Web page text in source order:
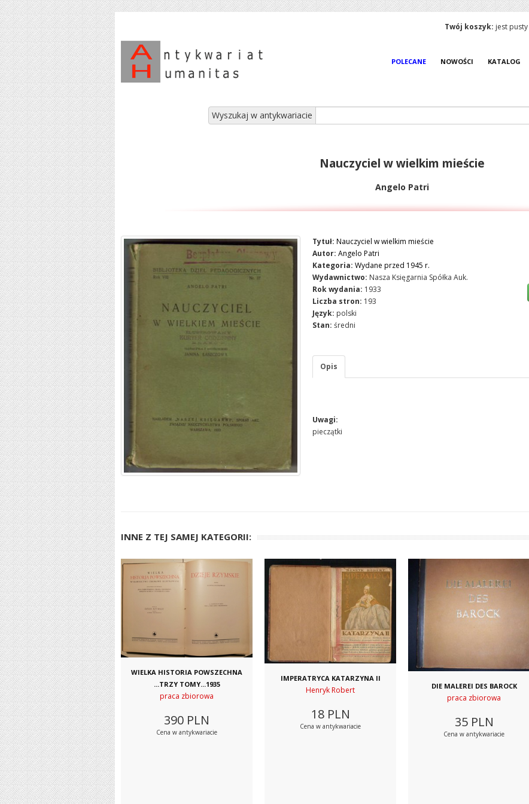
Twój koszyk: jest pusty
POLECANE NOWOŚCI KATALOG
Wyszukaj w antykwariacie
Nauczyciel w wielkim mieście
Angelo Patri
Tytuł: Nauczyciel w wielkim mieście
Autor: Angelo Patri
Kategoria: Wydane przed 1945 r.
Wydawnictwo: Nasza Księgarnia Spółka Auk.
Rok wydania: 1933
Liczba stron: 193
Język: polski
Stan: średni
Opis
Uwagi:
pieczątki
INNE Z TEJ SAMEJ KATEGORII:
WIELKA HISTORIA POWSZECHNA
...TRZY TOMY...1935
praca zbiorowa
390 PLN
Cena w antykwariacie
IMPERATRYCA KATARZYNA II
Henryk Robert
18 PLN
Cena w antykwariacie
DIE MALEREI DES BAROCK
praca zbiorowa
35 PLN
Cena w antykwariacie